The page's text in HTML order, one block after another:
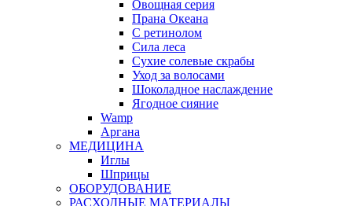
Овощная серия
Прана Океана
С ретинолом
Сила леса
Сухие солевые скрабы
Уход за волосами
Шоколадное наслаждение
Ягодное сияние
Wamp
Аргана
МЕДИЦИНА
Иглы
Шприцы
ОБОРУДОВАНИЕ
РАСХОДНЫЕ МАТЕРИАЛЫ